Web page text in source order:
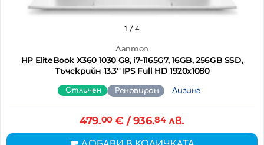
Лаптоп
HP EliteBook X360 1030 G8, i7-1165G7, 16GB, 256GB SSD,
Тъчскрийн 13.3'' IPS Full HD 1920x1080
1 / 4
Отличен Реновиран Лизинг
479.00€ / 936.84лв.